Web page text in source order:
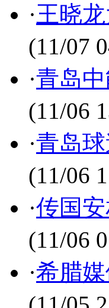
·王晓
(11/07
·青岛
(11/06
·青岛
(11/06
·传国
(11/06
·希腊